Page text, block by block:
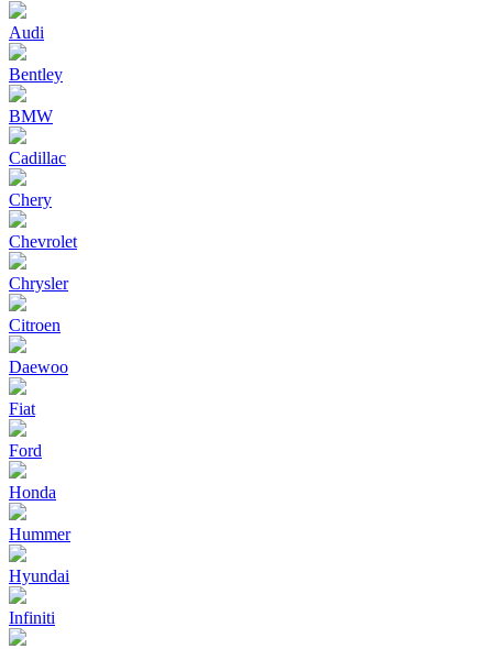
Audi
Bentley
BMW
Cadillac
Chery
Chevrolet
Chrysler
Citroen
Daewoo
Fiat
Ford
Honda
Hummer
Hyundai
Infiniti